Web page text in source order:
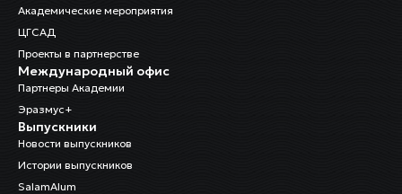
Академические мероприятия
ЦГСАД
Проекты в партнерстве
Международный офис
Партнеры Академии
Эразмус+
Выпускники
Новости выпускников
Истории выпускников
SalamAlum